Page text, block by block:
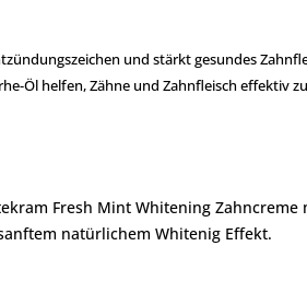
und stärkt gesundes
Öl helfen, Zähne und Zahnfleisch effektiv
Fresh Mint Whitening
natürlichem Whitenig Effekt.